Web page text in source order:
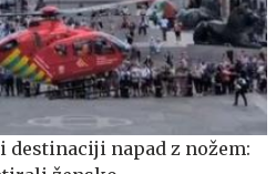
napad z nožem: